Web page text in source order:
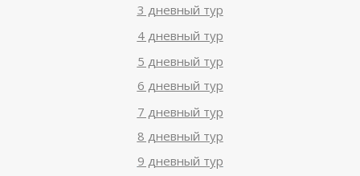
3 дневный тур
4 дневный тур
5 дневный тур
6 дневный тур
7 дневный тур
8 дневный тур
9 дневный тур